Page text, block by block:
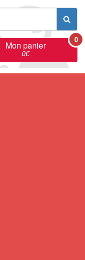
Mon panier
0€
0